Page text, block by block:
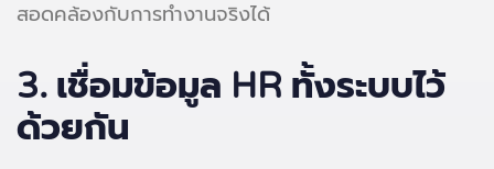
สอดคล้องกับการทำงานจริงได้
3. เชื่อมข้อมูล HR ทั้งระบบไว้
ด้วยกัน